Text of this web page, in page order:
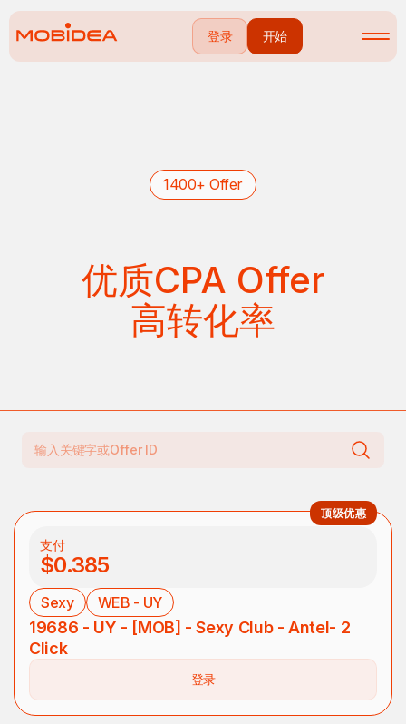
登录 开始
1400+ Offer
优质CPA Offer
高转化率
顶级优惠
支付
$0.385
Sexy WEB - UY
19686 - UY - [MOB] - Sexy Club - Antel- 2
Click
登录